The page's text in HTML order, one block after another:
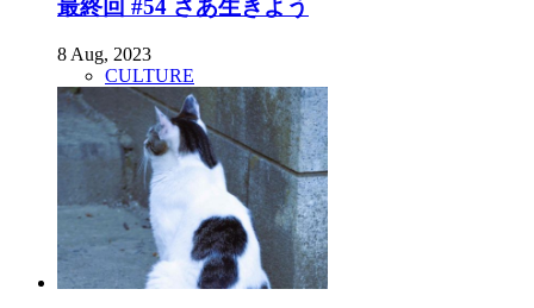
最終回 #54 さあ生きよう
8 Aug, 2023
CULTURE